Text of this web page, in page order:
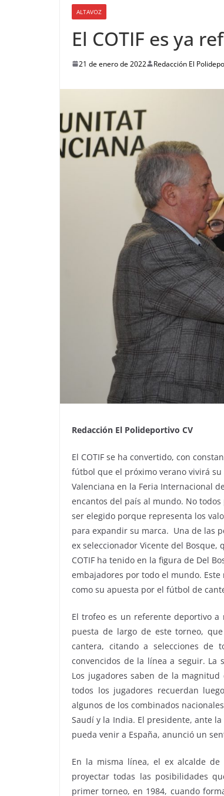
ALTAVOZ
El COTIF es ya
21 de enero de 2022 Redacción El
Redacción El Polideportivo CV
El COTIF se ha convertido, con
fútbol que el próximo verano vivirá su
Valenciana en la Feria Internacional
encantos del país al mundo. No
ser elegido porque representa los
para expandir su marca. Una de las
ex seleccionador Vicente del
COTIF ha tenido en la figura de Del
embajadores por todo el mundo.
como su apuesta por el fútbol de
El trofeo es un referente deportivo a
puesta de largo de este torneo,
cantera, citando a selecciones de
convencidos de la línea a seguir. La
Los jugadores saben de la
todos los jugadores recuerdan
algunos de los combinados
Saudí y la India. El presidente, ante
pueda venir a España, anunció un
En la misma línea, el ex alcalde de
proyectar todas las posibilidades
primer torneo, en 1984, cuando